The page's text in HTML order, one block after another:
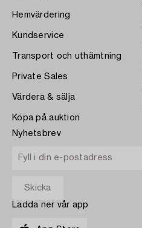
Hemvärdering
Kundservice
Transport och uthämtning
Private Sales
Värdera & sälja
Köpa på auktion
Nyhetsbrev
Ladda ner vår app